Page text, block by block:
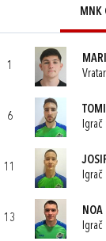
MNK
1
Vratar
6
Igrač
11
Igrač
13
NOA
Igrač